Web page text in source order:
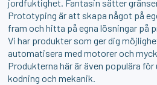
jordfuktighet. Fantasin sätter
Prototyping är att skapa något på
fram och hitta på egna lösningar på
Vi har produkter som ger dig
automatisera med motorer och
Produkterna här är även populära
kodning och mekanik.